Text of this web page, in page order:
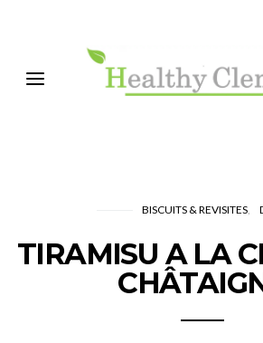
BISCUITS & REVISITES
TIRAMISU A LA